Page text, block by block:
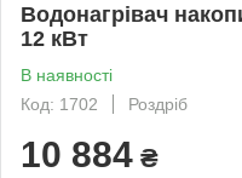
Водонагрівач
12 кВт
В наявності
Код: 1702
Роздріб
10 884 ₴